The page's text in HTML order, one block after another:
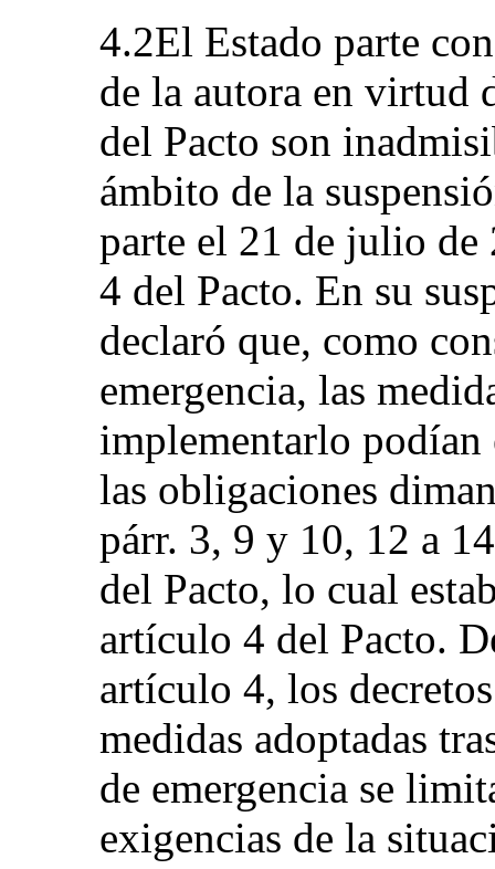
4.2El Estado parte
de la autora en virtud
del Pacto son
ámbito de la
parte el 21 de julio
4 del Pacto. En su
declaró que, como
emergencia, las
implementarlo podían
las obligaciones
párr. 3, 9 y 10, 12 a
del Pacto, lo cual
artículo 4 del Pacto.
artículo 4, los
medidas adoptadas
de emergencia se
exigencias de la